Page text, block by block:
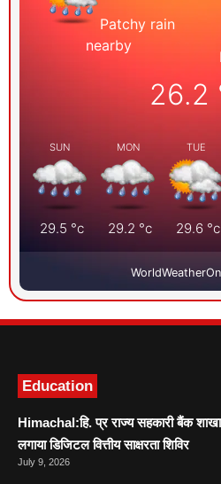
Patchy rain
nearby
26.2
SUN
29.5 °c
MON
29.2 °c
TUE
29.6°c
Education
Himachal:हि. प्र राज्य सहकारी बैंक शाखा
लगाया डिजिटल वित्तीय साक्षरता शिविर
July 9, 2026